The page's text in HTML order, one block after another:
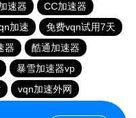
速器
CC加速器
加速
免费vqn试用7天
器
酷通加速器
暴雪加速器vp
vqn加速外网